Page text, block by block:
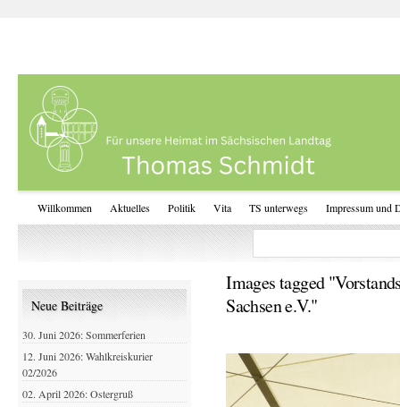
Willkommen Aktuelles Politik Vita TS unterwegs Impressum und
Images tagged
Sachsen e.V."
Neue Beiträge
30. Juni 2026: Sommerferien
12. Juni 2026: Wahlkreiskurier
02/2026
02. April 2026: Ostergruß